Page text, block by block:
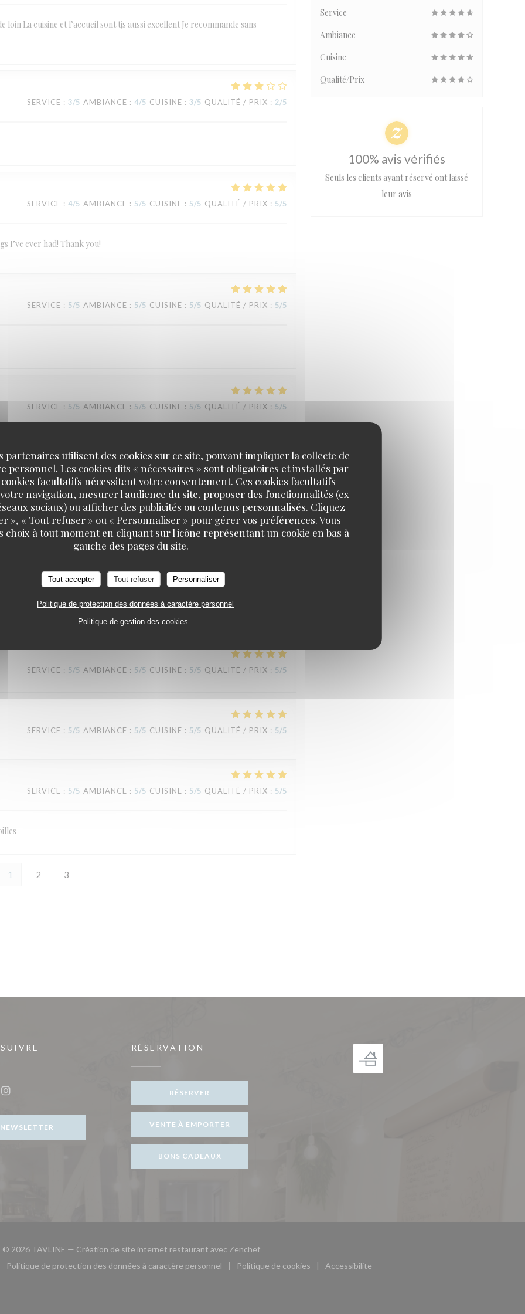
partenaires utilisent des cookies sur ce site, pouvant impliquer la collecte de
personnel. Les cookies dits « nécessaires » sont obligatoires et installés par
facultatifs nécessitent votre consentement. Ces cookies facultatifs
navigation, mesurer l'audience du site, proposer des fonctionnalités (ex
sociaux) ou afficher des publicités ou contenus personnalisés. Cliquez
», « Tout refuser » ou « Personnaliser » pour gérer vos préférences. Vous
choix à tout moment en cliquant sur l'icône représentant un cookie en bas à
gauche des pages du site.
Tout accepter Tout refuser Personnaliser
Politique de protection des données à caractère personnel
Politique de gestion des cookies
La cuisine et l’accueil sont tjs aussi excellent Je recommande sans
SERVICE : 3/5 AMBIANCE : 4/5 CUISINE : 3/5 QUALITÉ / PRIX : 2/5
SERVICE : 4/5 AMBIANCE : 5/5 CUISINE : 5/5 QUALITÉ / PRIX : 5/5
I’ve ever had! Thank you!
SERVICE : 5/5 AMBIANCE : 5/5 CUISINE : 5/5 QUALITÉ / PRIX : 5/5
SERVICE : 5/5 AMBIANCE : 5/5 CUISINE : 5/5 QUALITÉ / PRIX : 5/5
SERVICE: 5/5 AMBIANCE: 5 /5 CUISINE: 5 /5 QUALITÉ / PRIX: 5 /5
SERVICE : 5/5 AMBIANCE : 5/5 CUISINE : 5/5 QUALITÉ / PRIX : 5/5
SERVICE : 5/5 AMBIANCE : 5/5 CUISINE : 5/5 QUALITÉ / PRIX : 5/5
SERVICE : 5/5 AMBIANCE : 5/5 CUISINE : 5/5 QUALITÉ / PRIX : 5/5
1 2 3
Service
Ambiance
Cuisine
Qualité/Prix
100% avis vérifiés
Seuls les clients ayant réservé ont laissé
leur avis
fenêtre))
NEWSLETTER
RÉSERVATION
RÉSERVER
VENTE À EMPORTER
BONS CADEAUX
© 2026 TAVLINE — Création de site internet restaurant avec Zenchef((ouvre une nouvelle fenêtre))
fenêtre))
une nouvelle fenêtre))
Politique de protection des données à caractère personnel
((ouvre une nouvelle fenêtre))
Politique de cookies
((ouvre une nouvelle fenêtre))
Accessibilite
TAVLINE